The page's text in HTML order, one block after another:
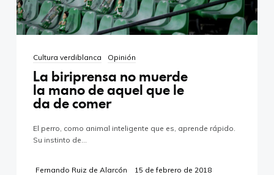
Cultura verdiblanca Opinión
La biriprensa no muerde
la mano de aquel que le
da de comer
El perro, como animal inteligente que es, aprende rápido.
Su instinto de…
Fernando Ruiz de Alarcón 15 de febrero de 2018
Aitor, un bético en CataluñaReproductor
de
audio
00:00
Verdeando.es es propiedad de la